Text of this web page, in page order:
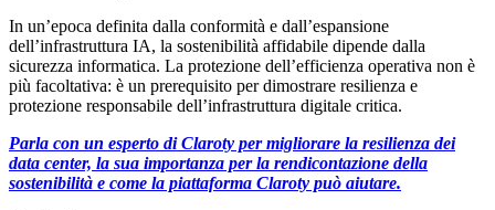
In un’epoca definita dalla conformità e dall’espansione
dell’infrastruttura IA, la sostenibilità affidabile dipende dalla
sicurezza informatica. La protezione dell’efficienza operativa non è
più facoltativa: è un prerequisito per dimostrare resilienza e
protezione responsabile dell’infrastruttura digitale critica.
Parla con un esperto di Claroty per migliorare la resilienza dei
data center, la sua importanza per la rendicontazione della
sostenibilità e come la piattaforma Claroty può aiutare.